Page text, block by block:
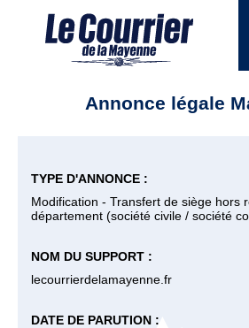
Annonce légale
TYPE D'ANNONCE :
Modification - Transfert de siège hors
département (société civile / société
NOM DU SUPPORT :
lecourrierdelamayenne.fr
DATE DE PARUTION :